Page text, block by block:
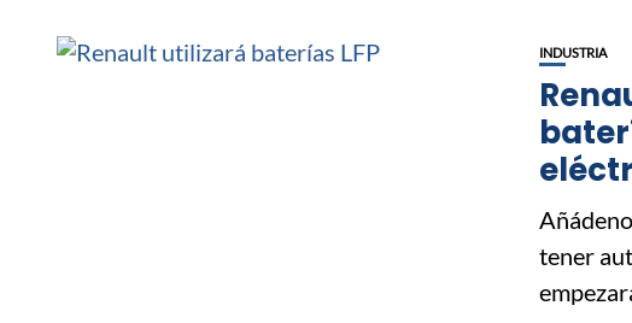
INDUSTRIA
tener